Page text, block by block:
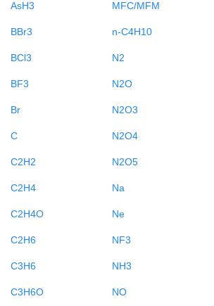
AsH3
BBr3
BCl3
BF3
Br
C
C2H2
C2H4
C2H4O
C2H6
C3H6
C3H6O
MFC/MFM
n-C4H10
N2
N2O
N2O3
N2O4
N2O5
Na
Ne
NF3
NH3
NO